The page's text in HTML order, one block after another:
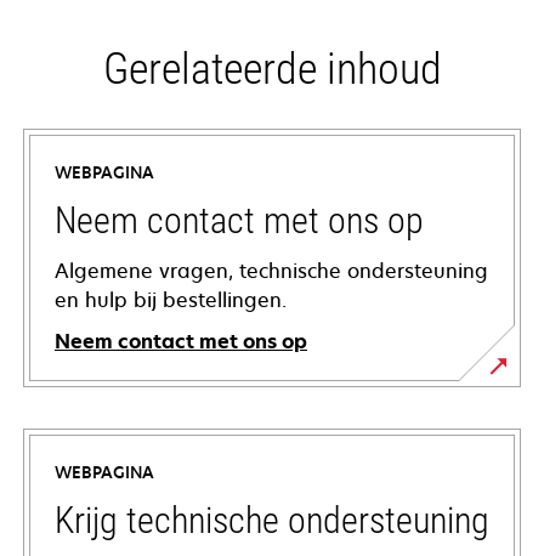
Gerelateerde inhoud
WEBPAGINA
Neem contact met ons op
Algemene vragen, technische ondersteuning
en hulp bij bestellingen.
Neem contact met ons op
WEBPAGINA
Krijg technische ondersteuning